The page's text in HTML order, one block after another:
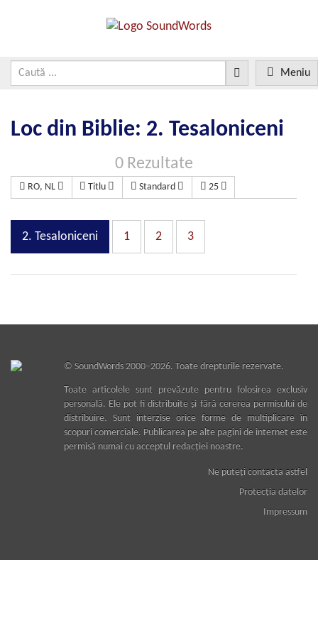
Meniu
Loc din Biblie: 2. Tesaloniceni
0 Rezultate
RO, NL Titlu Standard 25
2. Tesaloniceni 1 2 3
© SoundWords2000–2026. Toate drepturile rezervate.
Toate articolele sunt prevăzute pentru folosirea exclusiv
personală. Ele pot fi distribuite şi fără cererea permisului de
distribuire. Sunt interzise orice forme de multiplicare în
scopuri comerciale. Publicarea pe alte pagini de internet este
permisă numai cu acceptul redacţiei noastre.
Ne puteţi contacta astfel
Protecţia datelor
Impressum